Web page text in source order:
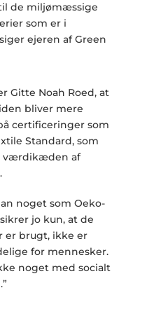
de miljømæssige
som er i
ejeren af Green
Gitte Noah Roed, at
bliver mere
certificeringer som
Standard, som
værdikæden af
noget som Oeko-
jo kun, at de
er brugt, ikke er
for mennesker.
noget med socialt